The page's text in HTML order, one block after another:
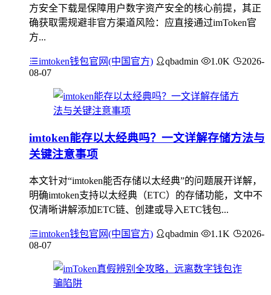
方安全下载是保障用户数字资产安全的核心前提，其正
确获取需规避非官方渠道风险：应直接通过imToken官
方...
imtoken钱包官网(中国官方) qbadmin 1.0K
2026-
08-07
imtoken能存以太经典吗？一文详解存储方法与
关键注意事项
本文针对“imtoken能否存储以太经典”的问题展开详解，
明确imtoken支持以太经典（ETC）的存储功能，文中不
仅清晰讲解添加ETC链、创建或导入ETC钱包...
imtoken钱包官网(中国官方) qbadmin 1.1K
2026-
08-07